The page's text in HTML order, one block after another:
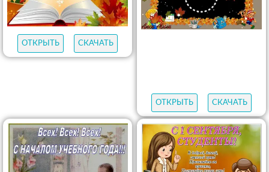
ОТКРЫТЬ СКАЧАТЬ
ОТКРЫТЬ СКАЧАТЬ